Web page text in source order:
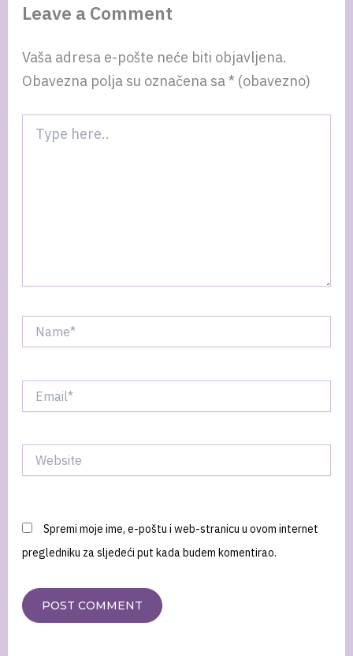
Leave a Comment
Vaša adresa e-pošte neće biti objavljena.
Obavezna polja su označena sa* (obavezno)
here..
Website
Spremi moje ime, e-poštu i web-stranicu u ovom internet
pregledniku za sljedeći put kada budem komentirao.